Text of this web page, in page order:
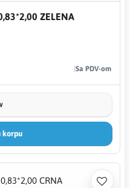
ZELENA
Sa PDV-om
korpu